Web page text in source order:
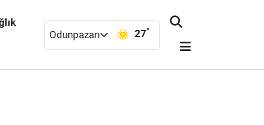
Odunpazarı 27°